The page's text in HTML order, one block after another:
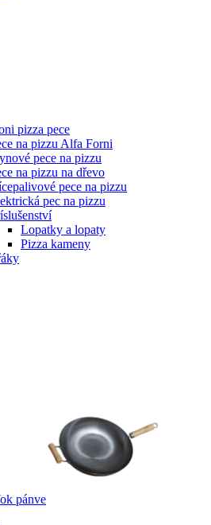
pizza pece
na pizzu Alfa Forni
pece na pizzu
na pizzu na dřevo
pece na pizzu
pec na pizzu
Lopatky a lopaty
Pizza kameny
pánve